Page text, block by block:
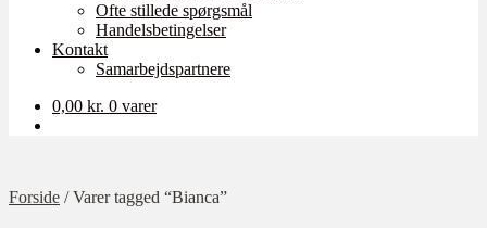
Ofte stillede spørgsmål
Handelsbetingelser
Kontakt
Samarbejdspartnere
0,00 kr. 0 varer
Forside /Varer tagged “Bianca”